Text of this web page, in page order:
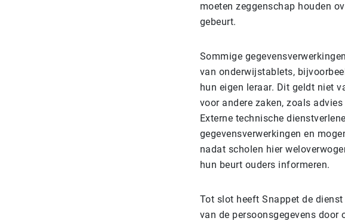
moeten zeggenschap houden
gebeurt.
Sommige
van onderwijstablets,
hun eigen leraar. Dit geldt niet
voor andere zaken, zoals
Externe technische
gegevensverwerkingen en
nadat scholen hier
hun beurt ouders informeren.
Tot slot heeft Snappet de
van de persoonsgegevens